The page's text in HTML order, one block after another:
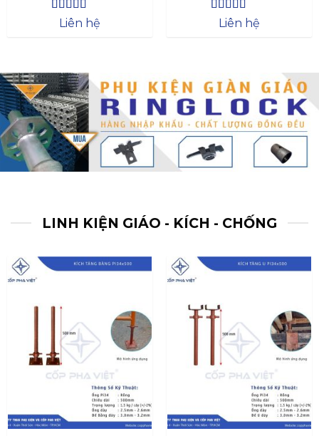
Được xếp
Liên hệ
Được xếp
Liên hệ
LINH KIỆN GIÁO - KÍCH - CHỐNG